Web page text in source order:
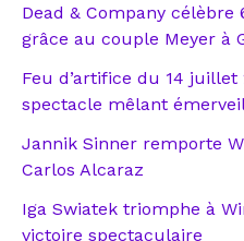
Dead & Company
grâce au couple Meyer à
Feu d’artifice du 14 juillet
spectacle mêlant
Jannik Sinner remporte
Carlos Alcaraz
Iga Swiatek triomphe à
victoire spectaculaire